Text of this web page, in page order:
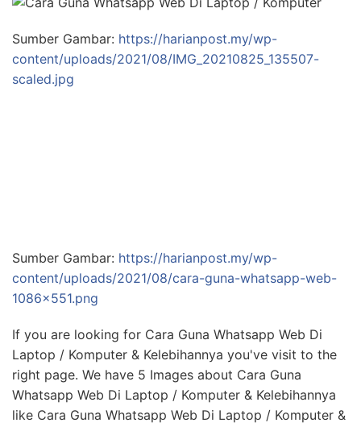
Sumber Gambar: https://harianpost.my/wp-
content/uploads/2021/08/IMG_20210825_135507-
scaled.jpg
Sumber Gambar:
content/uploads/2021/08/cara-guna-whatsapp-web-
1086×551.png
If you are looking for Cara Guna Whatsapp Web Di
Laptop / Komputer & Kelebihannya you've visit to the